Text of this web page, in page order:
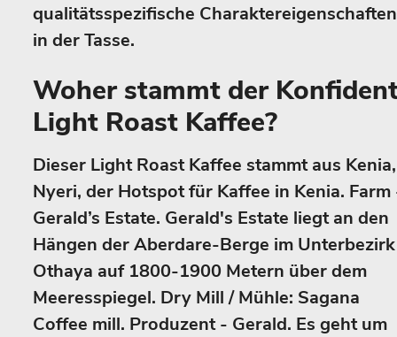
qualitätsspezifische Charaktereigenschaften
in der Tasse.
Woher stammt der
Light Roast Kaffee?
Dieser Light Roast Kaffee stammt aus Kenia,
Nyeri, der Hotspot für Kaffee in Kenia. Farm
Gerald’s Estate. Gerald's Estate liegt an den
Hängen der Aberdare-Berge im Unterbezirk
Othaya auf 1800-1900 Metern über dem
Meeresspiegel. Dry Mill / Mühle: Sagana
Coffee mill. Produzent - Gerald. Es geht um